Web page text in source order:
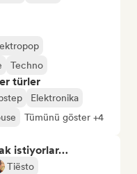
Techno
türler
Elektronika
Tümünü göster +4
istiyorlar…
Tiësto